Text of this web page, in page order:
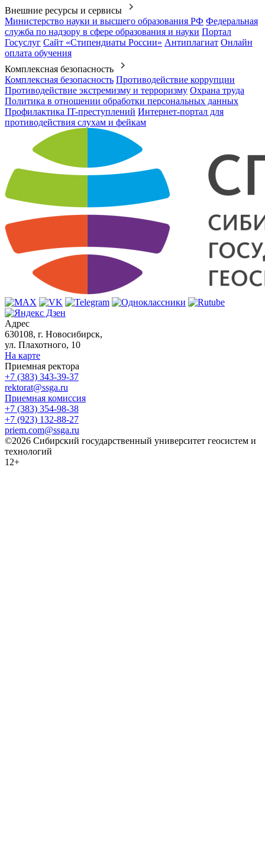
Внешние ресурсы и сервисы
Министерство науки и высшего образования РФ Федеральная
служба по надзору в сфере образования и науки Портал
Госуслуг Сайт «Стипендиаты России» Антиплагиат Онлайн
оплата обучения
Комплексная безопасность
Комплексная безопасность Противодействие коррупции
Противодействие экстремизму и терроризму Охрана труда
Политика в отношении обработки персональных данных
Профилактика IT-преступлений Интернет-портал для
противодействия слухам и фейкам
Адрес
630108, г. Новосибирск,
ул. Плахотного, 10
На карте
Приемная ректора
+7 (383) 343-39-37
rektorat@ssga.ru
Приемная комиссия
+7 (383) 354-98-38
+7 (923) 132-88-27
priem.com@ssga.ru
©2026 Сибирский государственный университет геосистем и
технологий
12+